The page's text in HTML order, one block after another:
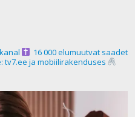
16 000 elumuutvat saadet
tv7.ee ja mobiilirakenduses